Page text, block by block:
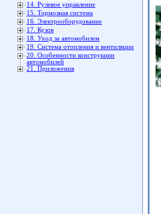
14. Рулевое управление
15. Тормозная система
16. Электрооборудование
17. Кузов
18. Уход за автомобилем
19. Система отопления и вентиляции
20. Особенности конструкции
автомобилей
21. Приложения